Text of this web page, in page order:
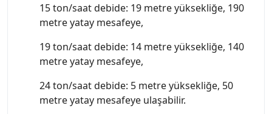
15 ton/saat debide: 19 metre yüksekliğe, 190
metre yatay mesafeye,
19 ton/saat debide: 14 metre yüksekliğe, 140
metre yatay mesafeye,
24 ton/saat debide: 5 metre yüksekliğe, 50
metre yatay mesafeye ulaşabilir.